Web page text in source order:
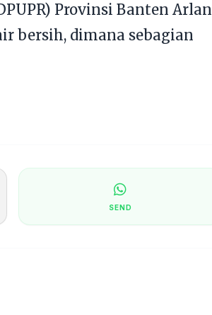
Provinsi Banten Arlan
bersih, dimana sebagian
SEND